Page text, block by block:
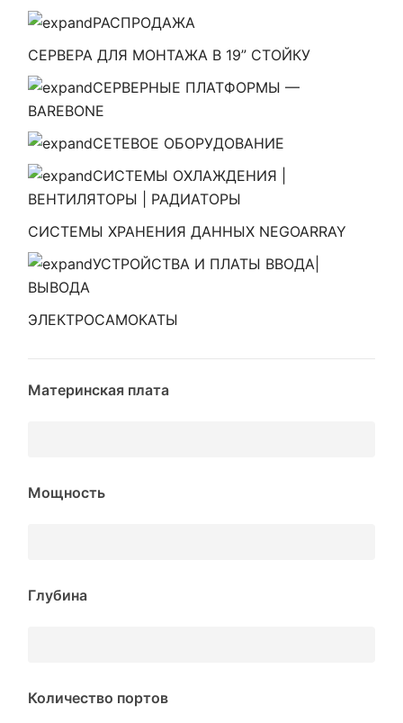
РАСПРОДАЖА
СЕРВЕРА ДЛЯ МОНТАЖА В 19” СТОЙКУ
СЕРВЕРНЫЕ ПЛАТФОРМЫ —
BAREBONE
СЕТЕВОЕ ОБОРУДОВАНИЕ
СИСТЕМЫ ОХЛАЖДЕНИЯ |
ВЕНТИЛЯТОРЫ | РАДИАТОРЫ
СИСТЕМЫ ХРАНЕНИЯ ДАННЫХ NEGOARRAY
УСТРОЙСТВА И ПЛАТЫ ВВОДА|
ВЫВОДА
ЭЛЕКТРОСАМОКАТЫ
Материнская плата
Мощность
Глубина
Количество портов